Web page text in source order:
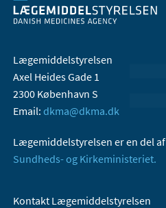
Lægemiddelstyrelsen
Axel Heides Gade 1
2300 København S
Email: dkma@dkma.dk
Lægemiddelstyrelsen er en del af
Sundheds- og Kirkeministeriet.
Kontakt Lægemiddelstyrelsen